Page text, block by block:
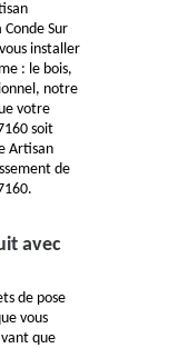
Sur
installer
: le bois,
notre
votre
soit
Artisan
de
avec
de pose
vous
que